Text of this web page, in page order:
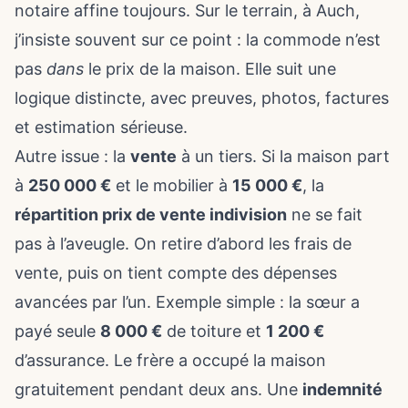
notaire affine toujours. Sur le terrain, à Auch,
j’insiste souvent sur ce point : la commode n’est
pas dans le prix de la maison. Elle suit une
logique distincte, avec preuves, photos, factures
et estimation sérieuse.
Autre issue : la vente à un tiers. Si la maison part
à 250 000 € et le mobilier à 15 000 €, la
répartition prix de vente indivision ne se fait
pas à l’aveugle. On retire d’abord les frais de
vente, puis on tient compte des dépenses
avancées par l’un. Exemple simple : la sœur a
payé seule 8 000 € de toiture et 1 200 €
d’assurance. Le frère a occupé la maison
gratuitement pendant deux ans. Une indemnité